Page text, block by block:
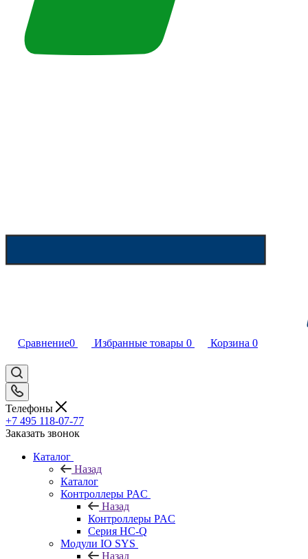
Сравнение0 Избранные товары 0 Корзина 0
Телефоны
+7 495 118-07-77
Заказать звонок
Каталог
Назад
Каталог
Контроллеры PAC
Назад
Контроллеры PAC
Серия HC-Q
Модули IO SYS
Назад